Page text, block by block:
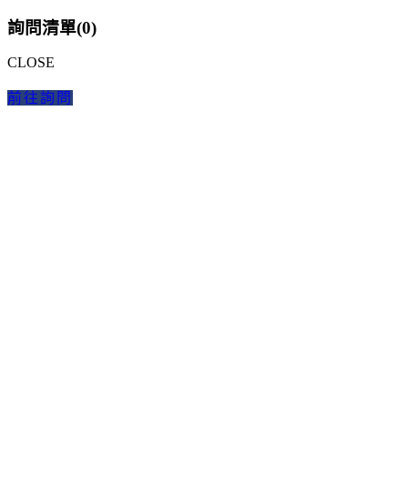
詢問清單(0)
CLOSE
前往詢問